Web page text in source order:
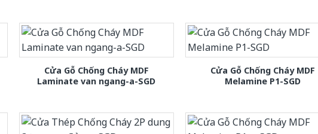
Cửa Gỗ Chống Cháy MDF
Laminate van ngang-a-SGD
Cửa Gỗ Chống Cháy MDF
Melamine P1-SGD